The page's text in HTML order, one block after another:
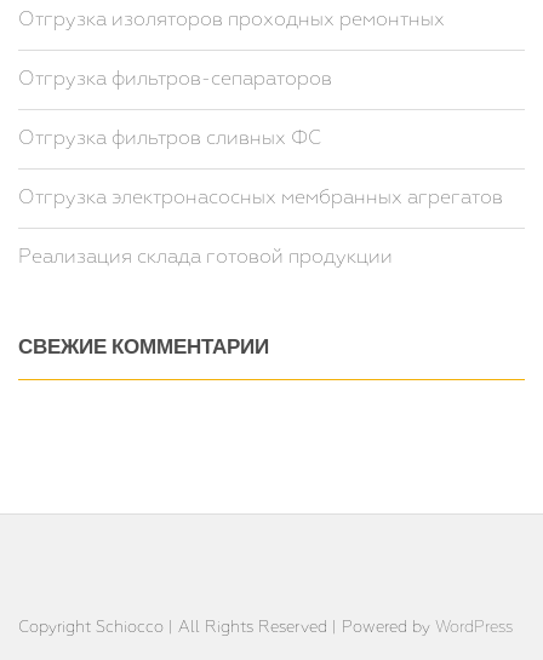
Отгрузка изоляторов проходных ремонтных
Отгрузка фильтров-сепараторов
Отгрузка фильтров сливных ФС
Отгрузка электронасосных мембранных агрегатов
Реализация склада готовой продукции
СВЕЖИЕ КОММЕНТАРИИ
Copyright Schiocco | All Rights Reserved | Powered by WordPress